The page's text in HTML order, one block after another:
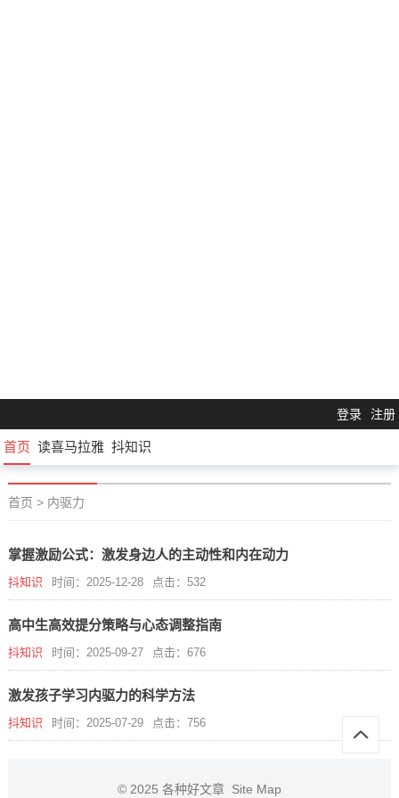
登录 注册
首页 读喜马拉雅 抖知识
首页 > 内驱力
掌握激励公式：激发身边人的主动性和内在动力
抖知识 时间：2025-12-28 点击：532
高中生高效提分策略与心态调整指南
抖知识 时间：2025-09-27 点击：676
激发孩子学习内驱力的科学方法
抖知识 时间：2025-07-29 点击：756
© 2025 各种好文章 Site Map